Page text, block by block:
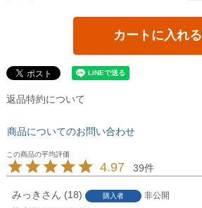
カートに入れる
返品特約について
商品についてのお問い合わせ
4.97 39
みっき 18 購入者
非公開